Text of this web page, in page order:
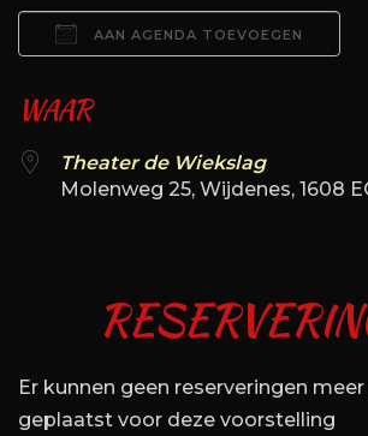
AAN AGENDA TOEVOEGEN
WAAR
Theater de Wiekslag
Molenweg 25, Wijdenes, 1608
Er kunnen geen reserveringen
geplaatst voor deze voorstelling